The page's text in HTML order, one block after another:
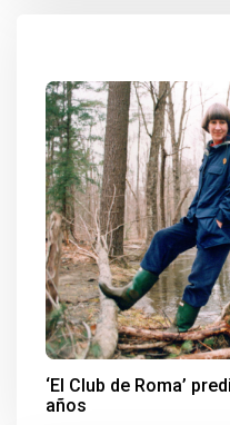
‘El Club de Roma’
años